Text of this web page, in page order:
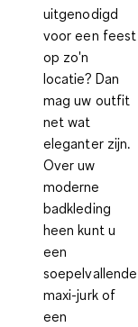
uitgenodigd
voor een feest
op zo'n
locatie? Dan
mag uw outfit
net wat
eleganter zijn.
Over uw
moderne
badkleding
heen kunt u
een
soepelvallende
maxi-jurk of
een